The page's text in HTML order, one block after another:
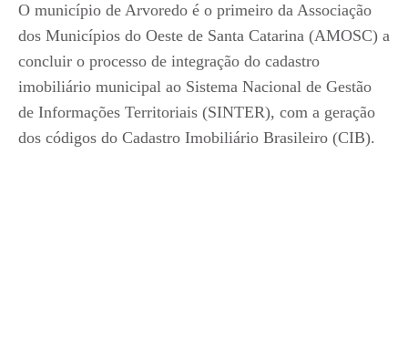
O município de Arvoredo é o primeiro da Associação
dos Municípios do Oeste de Santa Catarina (AMOSC) a
concluir o processo de integração do cadastro
imobiliário municipal ao Sistema Nacional de Gestão
de Informações Territoriais (SINTER), com a geração
dos códigos do Cadastro Imobiliário Brasileiro (CIB).